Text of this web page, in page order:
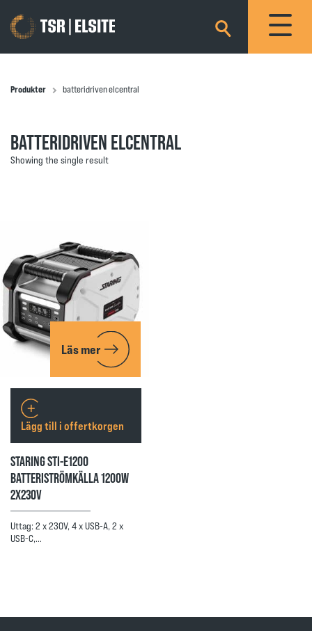
×
Produkter batteridriven elcentral
BATTERIDRIVEN ELCENTRAL
Showing the single result
Läs mer
STARING STI-E1200
BATTERISTRÖMKÄLLA 1200W
2X230V
Uttag: 2 x 230V, 4 x USB-A, 2 x
USB-C,…
Lägg till i offertkorgen